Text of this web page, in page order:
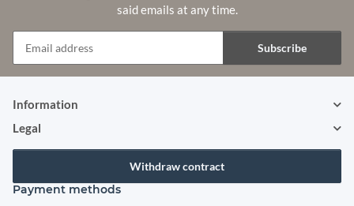
said emails at any time.
Subscribe
Information
Legal
Withdraw contract
Payment methods